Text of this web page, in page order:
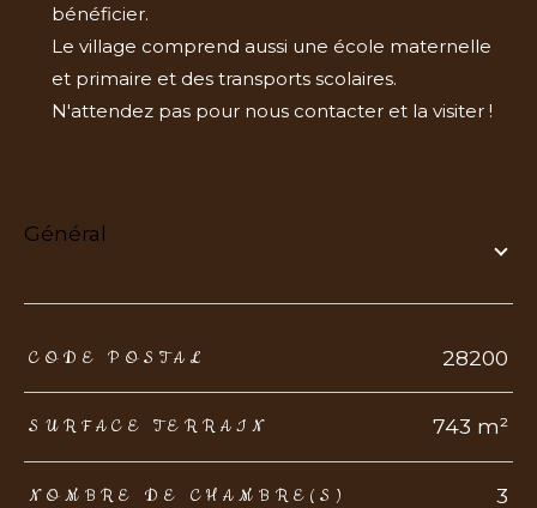
bénéficier.
Le village comprend aussi une école maternelle
et primaire et des transports scolaires.
N'attendez pas pour nous contacter et la visiter !
général
TRAD_ZEPHYR_Caracteristique TRAD_ZEPHYR_Valeurs
CODE POSTAL 28200
SURFACE TERRAIN 743 m²
NOMBRE DE CHAMBRE(S) 3